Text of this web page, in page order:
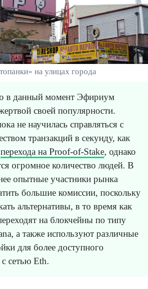
на улицах города
в данный момент Эфириум
своей популярности.
не научилась справляться с
транзакций в секунду, как
перехода на Proof-of-Stake, однако
огромное количество людей. В
опытные участники рынка
большие комиссии, поскольку
альтернативы, в то время как
на блокчейны по типу
а также используют различные
для более доступного
сетью Eth.